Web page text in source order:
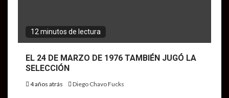
12 minutos de lectura
EL 24 DE MARZO DE 1976 TAMBIÉN JUGÓ LA
SELECCIÓN
4 años atrás Diego Chavo Fucks